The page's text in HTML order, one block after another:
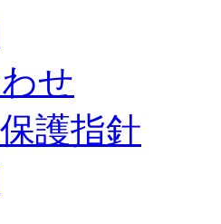
せ
護指針